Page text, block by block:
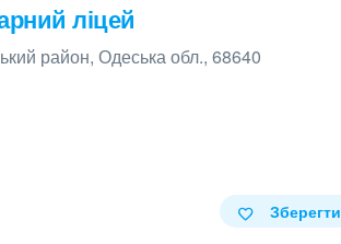
ліцей
район, Одеська обл., 68640
Зберегти